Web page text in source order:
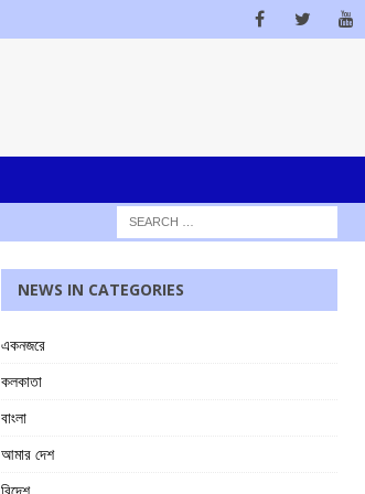
NEWS IN CATEGORIES
একনজরে
কলকাতা
বাংলা
আমার দেশ